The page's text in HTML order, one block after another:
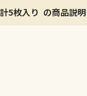
特定の店舗
ん）
5枚入り の商品説明